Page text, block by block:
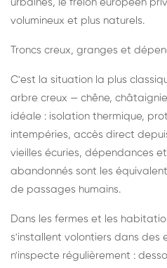
urbaines, le frelon européen
volumineux et plus naturels.
Troncs creux, granges et
C'est la situation la plus
arbre creux — chêne,
idéale : isolation thermique,
intempéries, accès direct
vieilles écuries, dépendances
abandonnés sont les
de passages humains.
Dans les fermes et les
s'installent volontiers dans des
n'inspecte régulièrement :